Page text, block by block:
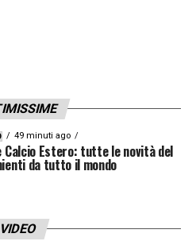
49 minuti ago
Calcio Estero: tutte le novità del
da tutto il mondo
VIDEO